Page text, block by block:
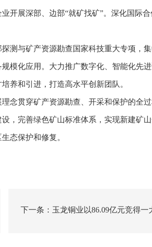
开展深部、边部“就矿找矿”。深化国际
测与矿产资源勘查国家科技重大专项，
模化应用。大力推广数字化、智能化先
养和引进，打造高水平创新团队。
念贯穿矿产资源勘查、开采和保护的全
，完善绿色矿山标准体系，实现新建矿
态保护和修复。
下一条：玉龙铜业以86.09亿元竞得一